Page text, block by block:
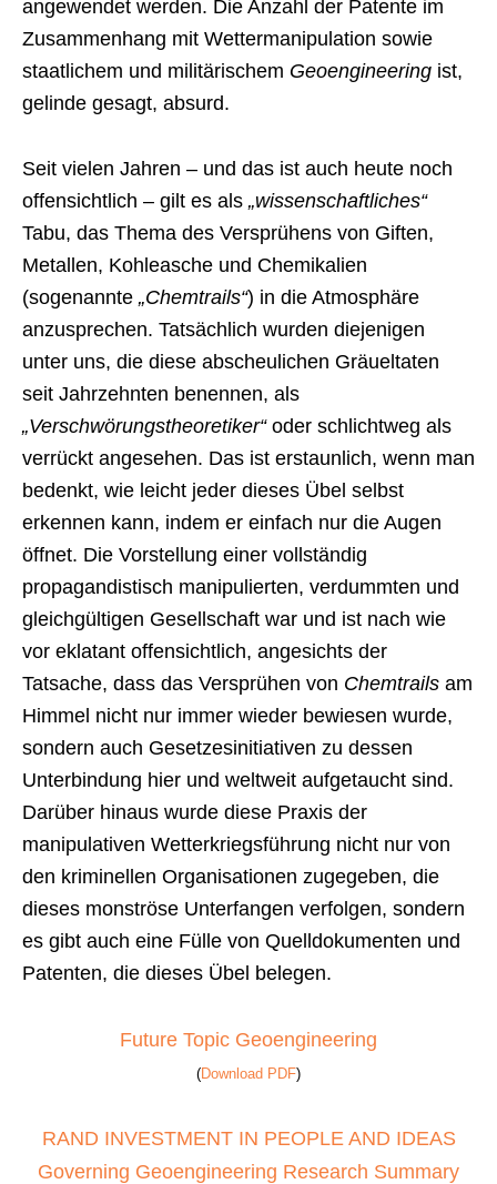
angewendet werden. Die Anzahl der Patente im
Zusammenhang mit Wettermanipulation sowie
staatlichem und militärischem Geoengineering ist,
gelinde gesagt, absurd.
Seit vielen Jahren – und das ist auch heute noch
offensichtlich – gilt es als „wissenschaftliches“
Tabu, das Thema des Versprühens von Giften,
Metallen, Kohleasche und Chemikalien
(sogenannte „Chemtrails“) in die Atmosphäre
anzusprechen. Tatsächlich wurden diejenigen
unter uns, die diese abscheulichen Gräueltaten
seit Jahrzehnten benennen, als
„Verschwörungstheoretiker“oder schlichtweg als
verrückt angesehen. Das ist erstaunlich, wenn man
bedenkt, wie leicht jeder dieses Übel selbst
erkennen kann, indem er einfach nur die Augen
öffnet. Die Vorstellung einer vollständig
propagandistisch manipulierten, verdummten und
gleichgültigen Gesellschaft war und ist nach wie
vor eklatant offensichtlich, angesichts der
Tatsache, dass das Versprühen von Chemtrails am
Himmel nicht nur immer wieder bewiesen wurde,
sondern auch Gesetzesinitiativen zu dessen
Unterbindung hier und weltweit aufgetaucht sind.
Darüber hinaus wurde diese Praxis der
manipulativen Wetterkriegsführung nicht nur von
den kriminellen Organisationen zugegeben, die
dieses monströse Unterfangen verfolgen, sondern
es gibt auch eine Fülle von Quelldokumenten und
Patenten, die dieses Übel belegen.
Future Topic Geoengineering
(Download PDF)
RAND INVESTMENT IN PEOPLE AND IDEAS
Governing Geoengineering Research Summary